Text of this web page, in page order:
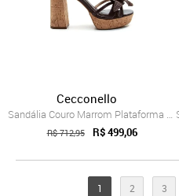
Cecconello
Sandália Couro Marrom Plataforma Ceccone...
R$ 712,95 R$ 499,06
1 2 3